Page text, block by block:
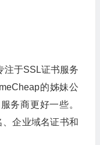
注于SSL证书服务
的姊妹公
务商更好一些。
企业域名证书和